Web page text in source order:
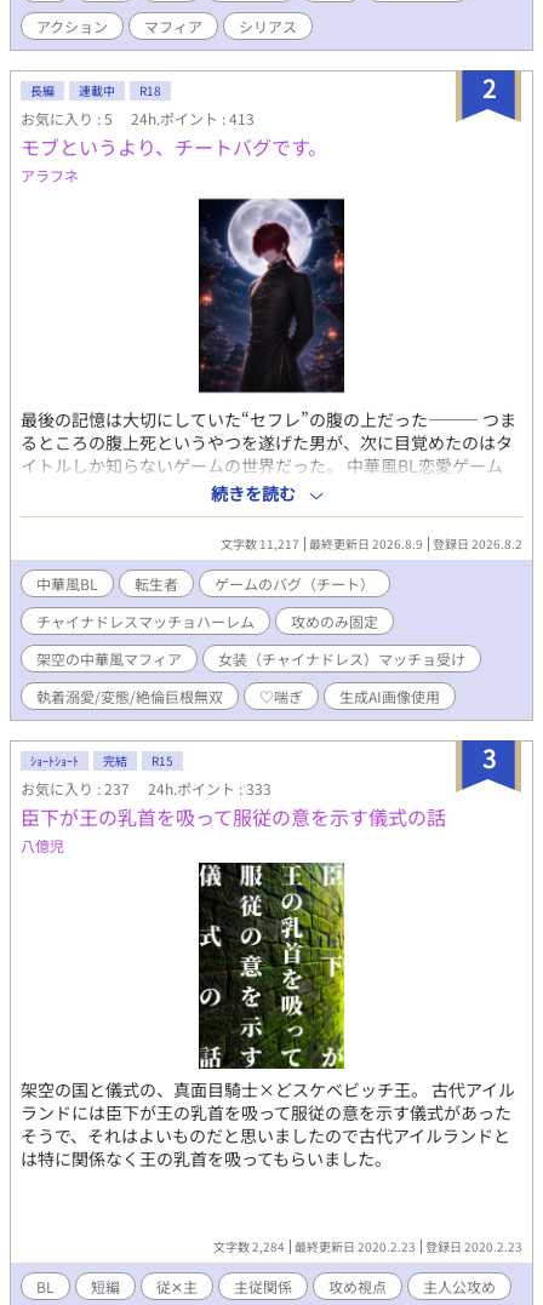
アクション
マフィア シリアス
2
長編 連載中 R18
お気に入り : 5 24h.ポイント : 413
モブというより、チートバグです。
アラフネ
最後の記憶は大切にしていた“セフレ”の腹の上だった——— つま
るところの腹上死というやつを遂げた男が、次に目覚めたのはタ
イトルしか知らないゲームの世界だった。 中華風BL恋愛ゲーム
『チャイナドレスのマッチョは俺の嫁』 の世界へ転生してしまっ
た青年、劉 偉龍（リュウ・ウェイロン）。 転生先は、架空の国、
煌華国。そこで最大勢力を誇る金龍会の三男として偉龍は新たな
人生を歩んでいた。 しかも、何故だが生まれつき桁違いの才能を
持つ超エリートとして。 ここはゲームの中、らしいのに…… 自分
はたぶん主人公じゃないのに…… 本人はゲームシステムなど全く
知らない。 どうせ使命も何もないただのモブだからと偉龍は早々
に今世でも好きに生きることにした。 前世同様、生来のタラシと
色狂いという性欲に正直な自分の本能そのままに。 気に入った男
を助け、口説き、抱き、この世界の常識らしい所有の証のチャイ
ナドレスを贈る。…ただそれだけ。 しかしその行動こそが、ゲー
ム内では「攻略完了」として処理されていたのだった。 攻略対象
との絆が深まるほど、強さ、財力、支配力、名声、カリスマ、さ
らには攻略対象からの依存度や愛情までもが無限に強化されるゲ
ームシステム。 偉龍は知らないうちにその恩恵を受け続け、本来
ゲームでは到達できない"チートバグ"へと無自覚進化を遂げてい
たのだった——— これは、偉龍という"バグ"を中心に回り始め
た、誰よりもゲームを知らない男が、誰よりもゲームを攻略して
しまう、中華風BLマフィア…ラブコメディ？である。 ※ ✡⇒生成
AI画像のイラスト付き ※更新不定期
続きを読む
文字数 11,217 最終更新日 2026.8.9 登録日 2026.8.2
中華風BL 転生者
ゲームのバグ（チート）
チャイナドレスマッチョハーレム
攻めのみ固定
架空の中華風マフィア
女装（チャイナドレス）マッチョ受け
執着溺愛/変態/絶倫巨根無双
♡喘ぎ 生成AI画像使用
3
ｼｮｰﾄｼｮｰﾄ 完結 R15
お気に入り : 237 24h.ポイント : 333
臣下が王の乳首を吸って服従の意を示す儀式の話
八億児
架空の国と儀式の、真面目騎士×どスケベビッチ王。 古代アイル
ランドには臣下が王の乳首を吸って服従の意を示す儀式があった
そうで、それはよいものだと思いましたので古代アイルランドと
は特に関係なく王の乳首を吸ってもらいました。
文字数 2,284 最終更新日 2020.2.23 登録日 2020.2.23
BL 短編 従✕主 主従関係 攻め視点 主人公攻め